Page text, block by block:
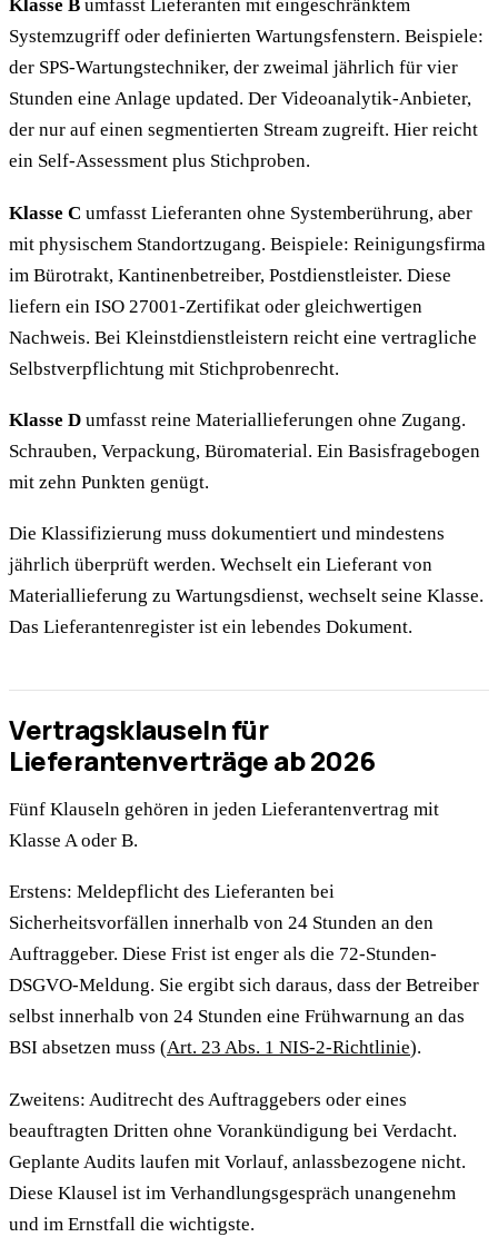
Klasse B umfasst Lieferanten mit eingeschränktem
Systemzugriff oder definierten Wartungsfenstern. Beispiele:
der SPS-Wartungstechniker, der zweimal jährlich für vier
Stunden eine Anlage updated. Der Videoanalytik-Anbieter,
der nur auf einen segmentierten Stream zugreift. Hier reicht
ein Self-Assessment plus Stichproben.
Klasse C umfasst Lieferanten ohne Systemberührung, aber
mit physischem Standortzugang. Beispiele: Reinigungsfirma
im Bürotrakt, Kantinenbetreiber, Postdienstleister. Diese
liefern ein ISO 27001-Zertifikat oder gleichwertigen
Nachweis. Bei Kleinstdienstleistern reicht eine vertragliche
Selbstverpflichtung mit Stichprobenrecht.
Klasse D umfasst reine Materiallieferungen ohne Zugang.
Schrauben, Verpackung, Büromaterial. Ein Basisfragebogen
mit zehn Punkten genügt.
Die Klassifizierung muss dokumentiert und mindestens
jährlich überprüft werden. Wechselt ein Lieferant von
Materiallieferung zu Wartungsdienst, wechselt seine Klasse.
Das Lieferantenregister ist ein lebendes Dokument.
Vertragsklauseln für
Lieferantenverträge ab 2026
Fünf Klauseln gehören in jeden Lieferantenvertrag mit
Klasse A oder B.
Erstens: Meldepflicht des Lieferanten bei
Sicherheitsvorfällen innerhalb von 24 Stunden an den
Auftraggeber. Diese Frist ist enger als die 72-Stunden-
DSGVO-Meldung. Sie ergibt sich daraus, dass der Betreiber
selbst innerhalb von 24 Stunden eine Frühwarnung an das
BSI absetzen muss (Art. 23 Abs. 1 NIS-2-Richtlinie).
Zweitens: Auditrecht des Auftraggebers oder eines
beauftragten Dritten ohne Vorankündigung bei Verdacht.
Geplante Audits laufen mit Vorlauf, anlassbezogene nicht.
Diese Klausel ist im Verhandlungsgespräch unangenehm
und im Ernstfall die wichtigste.